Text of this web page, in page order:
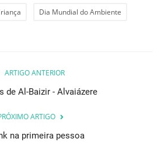
Dia Mundial do Ambiente
ARTIGO ANTERIOR
de Al-Baizir - Alvaiázere
ARTIGO
na primeira pessoa